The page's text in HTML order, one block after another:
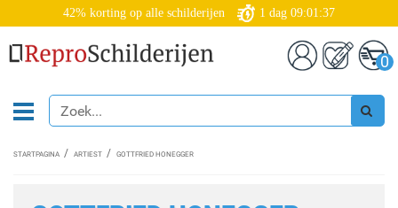
42% korting op alle schilderijen 1 dag 09:01:36
0
STARTPAGINA ARTIEST GOTTFRIED HONEGGER